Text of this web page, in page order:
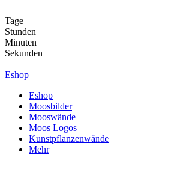
Inhalt
springen
Tage
Stunden
Minuten
Sekunden
Eshop
Eshop
Moosbilder
Mooswände
Moos Logos
Kunstpflanzenwände
Mehr